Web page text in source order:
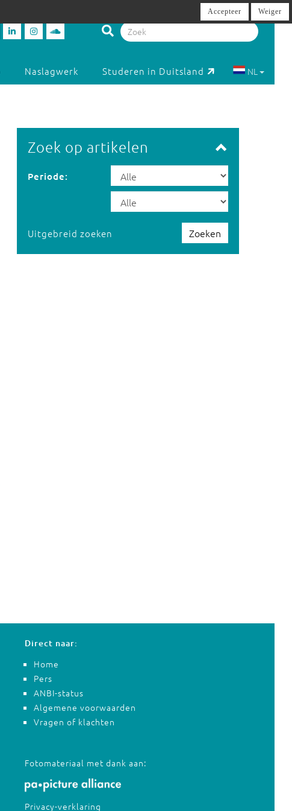
Naslagwerk Studeren in Duitsland NL
Zoek op artikelen
Periode:
Zoeken
Uitgebreid zoeken
Direct naar:
Home
Pers
ANBI-status
Algemene voorwaarden
Vragen of klachten
Fotomateriaal met dank aan:
Privacy-verklaring
Accepteer Weiger